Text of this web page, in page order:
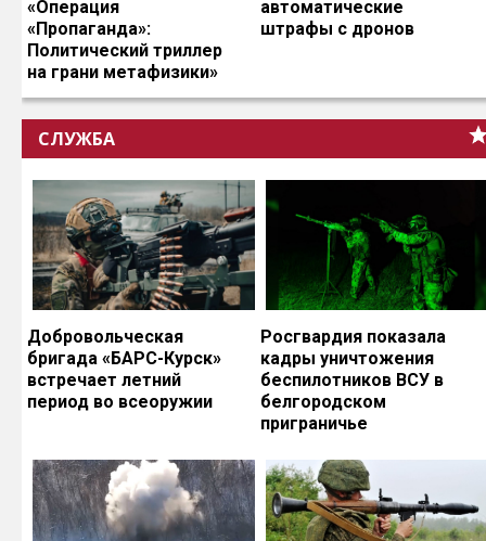
«Операция
«Пропаганда»:
Политический триллер
на грани метафизики»
автоматические
штрафы с дронов
СЛУЖБА
Добровольческая
бригада «БАРС-Курск»
встречает летний
период во всеоружии
Росгвардия показала
кадры уничтожения
беспилотников ВСУ в
белгородском
приграничье